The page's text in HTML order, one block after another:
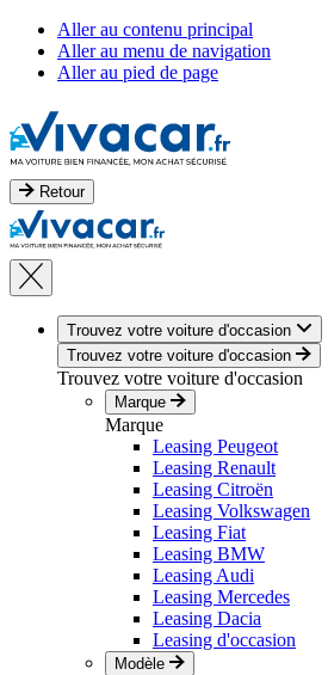
Aller au contenu principal
Aller au menu de navigation
Aller au pied de page
Retour
Trouvez votre voiture d'occasion
Trouvez votre voiture d'occasion
Trouvez votre voiture d'occasion
Marque
Marque
Leasing Peugeot
Leasing Renault
Leasing Citroën
Leasing Volkswagen
Leasing Fiat
Leasing BMW
Leasing Audi
Leasing Mercedes
Leasing Dacia
Leasing d'occasion
Modèle